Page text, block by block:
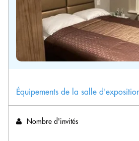
Équipements de la salle
Nombre d'invités